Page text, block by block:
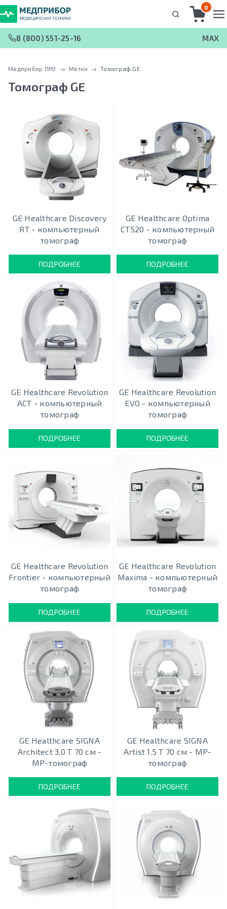
0
8 (800) 551-25-16 MAX
Медприбор ПРО → Метки → Томограф GE
Томограф GE
GE Healthcare Discovery
RT - компьютерный
томограф
ПОДРОБНЕЕ
GE Healthcare Optima
CT520 - компьютерный
томограф
ПОДРОБНЕЕ
GE Healthcare Revolution
ACT - компьютерный
томограф
ПОДРОБНЕЕ
GE Healthcare Revolution
EVO - компьютерный
томограф
ПОДРОБНЕЕ
GE Healthcare Revolution
Frontier - компьютерный
томограф
ПОДРОБНЕЕ
GE Healthcare Revolution
Maxima - компьютерный
томограф
ПОДРОБНЕЕ
GE Healthcare SIGNA
Architect 3.0 T 70 см -
МР-томограф
ПОДРОБНЕЕ
GE Healthcare SIGNA
Artist 1.5 Т 70 см - МР-
томограф
ПОДРОБНЕЕ